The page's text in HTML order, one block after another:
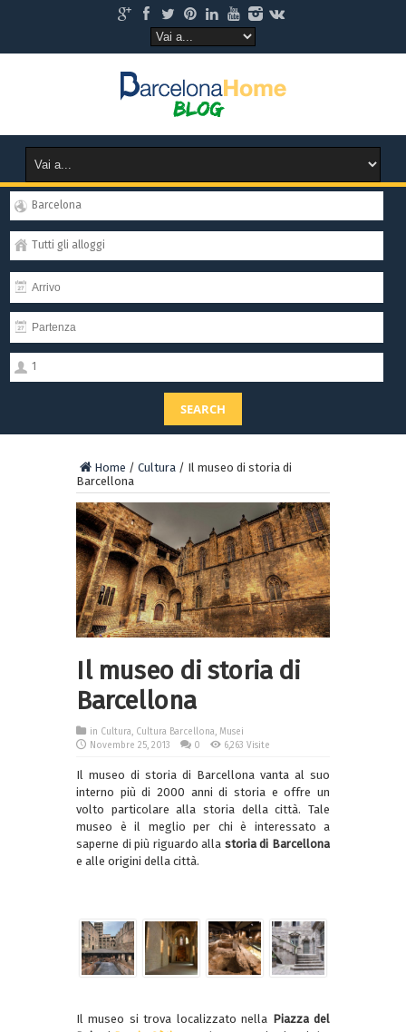
Barcelona
Tutti gli alloggi
1
SEARCH
Home / Cultura / Il museo di storia di
Barcellona
Il museo di storia di
Barcellona
in Cultura, Cultura Barcellona, Musei
Novembre 25, 2013
0 6,263 Visite
Il museo di storia di Barcellona vanta al suo
interno più di 2000 anni di storia e offre un
volto particolare alla storia della città. Tale
museo è il meglio per chi è interessato a
saperne di più riguardo alla storia di Barcellona
e alle origini della città.
Il museo si trova localizzato nella Piazza del